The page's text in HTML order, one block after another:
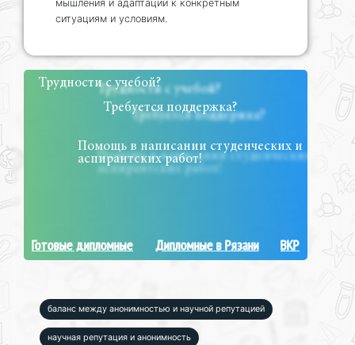
мышления и адаптации к конкретным
ситуациям и условиям.
Трудности с учебой?
Требуется поддержка?
Помощь в написании студенческих и
аспирантских работ!
Готовые дипломные Дипломные в Рязани ВКР
баланс между анонимностью и научной репутацией
научная репутация и анонимность